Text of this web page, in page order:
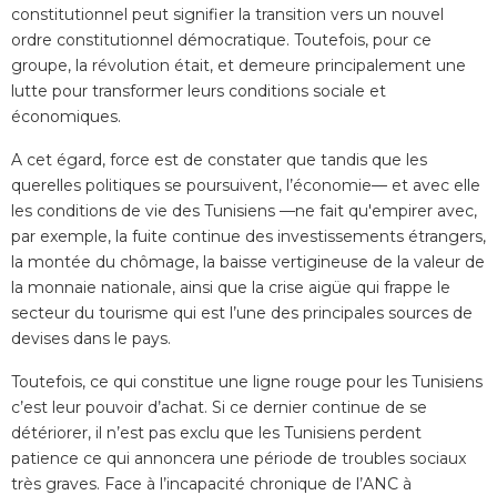
constitutionnel peut signifier la transition vers un nouvel
ordre constitutionnel démocratique. Toutefois, pour ce
groupe, la révolution était, et demeure principalement une
lutte pour transformer leurs conditions sociale et
économiques.
A cet égard, force est de constater que tandis que les
querelles politiques se poursuivent, l’économie— et avec elle
les conditions de vie des Tunisiens —ne fait qu'empirer avec,
par exemple, la fuite continue des investissements étrangers,
la montée du chômage, la baisse vertigineuse de la valeur de
la monnaie nationale, ainsi que la crise aigüe qui frappe le
secteur du tourisme qui est l’une des principales sources de
devises dans le pays.
Toutefois, ce qui constitue une ligne rouge pour les Tunisiens
c’est leur pouvoir d’achat. Si ce dernier continue de se
détériorer, il n’est pas exclu que les Tunisiens perdent
patience ce qui annoncera une période de troubles sociaux
très graves. Face à l’incapacité chronique de l’ANC à